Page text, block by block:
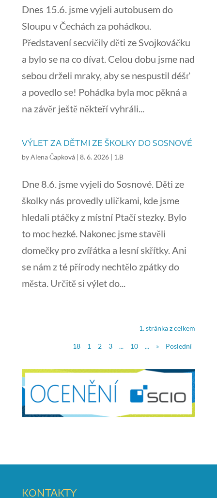
Dnes 15.6. jsme vyjeli autobusem do
Sloupu v Čechách za pohádkou.
Představení secvičily děti ze Svojkováčku
a bylo se na co dívat. Celou dobu jsme nad
sebou drželi mraky, aby se nespustil déšť
a povedlo se! Pohádka byla moc pěkná a
na závěr ještě někteří vyhráli...
VÝLET ZA DĚTMI ZE ŠKOLKY DO SOSNOVÉ
byAlena Čapková| 8. 6. 2026| 1.B
Dne 8.6. jsme vyjeli do Sosnové. Děti ze
školky nás provedly uličkami, kde jsme
hledali ptáčky z místní Ptačí stezky. Bylo
to moc hezké. Nakonec jsme stavěli
domečky pro zvířátka a lesní skřítky. Ani
se nám z té přírody nechtělo zpátky do
města. Určitě si výlet do...
1. stránka z celkem
18 1 2 3 ... 10 ... » Poslední
KONTAKTY